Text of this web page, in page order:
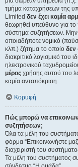
τμήμα καταχρήσεων της
Limited δεν έχει καμία
θεωρηθεί υπεύθυνο για
σύστημα συζητήσεων. Μην
οποιαδήποτε νομικό
κλπ.) ζήτημα το οποίο δεν
διακριτικό λογισμικό του
ηλεκτρονικού
μέρος χρήσης αυτού του
καμία ανταπόκριση.
Κορυφή
Πώς μπορώ να
συζητήσεων;
Όλα τα μέλη του
φόρμα “Επικοινωνήστε
διαχειριστή του
Τα μέλη του συστήματος